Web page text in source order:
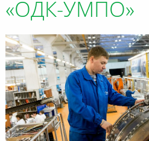
«ОДК-УМПО»